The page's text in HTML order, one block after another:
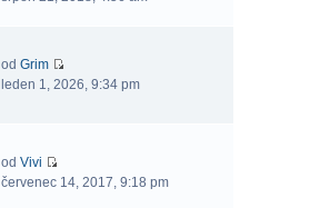
odGrim
leden 1, 2026, 9:34 pm
odVivi
červenec 14, 2017, 9:18 pm